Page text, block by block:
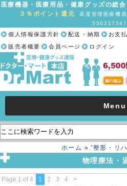
医療機器・医療用品・健康グッズの総
３％ポイント還元
高度管理医療機
個人情報保護方針 配送・納期 お支
販売者概要
会員ページ ログイン
Menu
ホーム » '整形・リ
物理療法・
Page 1 of 4 1 2 3 4 >